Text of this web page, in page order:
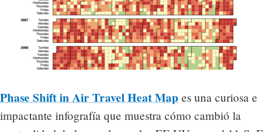
Phase Shift in Air Travel Heat Map es una curiosa e
impactante infografía que muestra cómo cambió la